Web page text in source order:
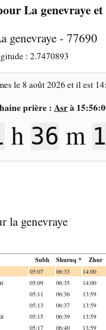
La genevraye et
genevraye - 77690
: 2.7470893
le 8 août 2026 et il est
prière : Asrà
h 36 m
la genevraye
Subh Shuruq * Zhur
05:07 06:33 14:00
05:09 06:35 14:00
05:11 06:36 13:59
05:13 06:37 13:59
05:15 06:39 13:59
05:17 06:40 13:59